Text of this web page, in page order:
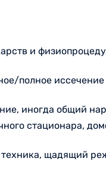
и
полное
иногда общий
стационара,
щадящий